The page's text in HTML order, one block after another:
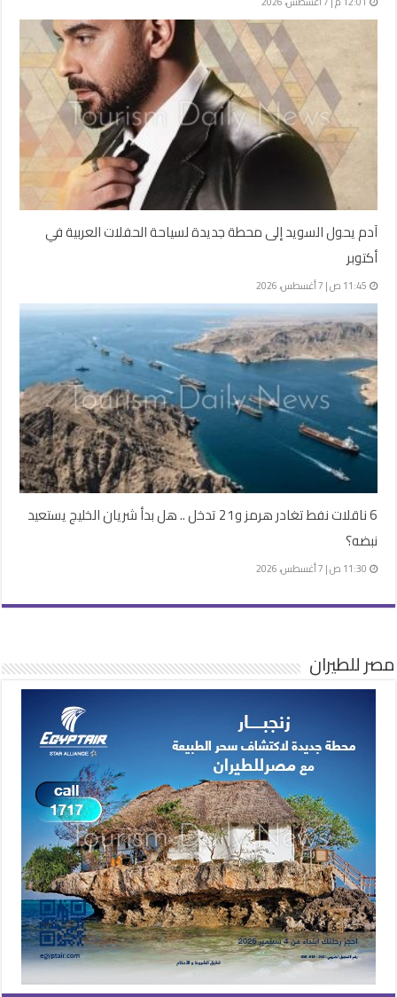
آدم يحول السويد إلى محطة جديدة لسياحة الحفلات العربية في
أكتوبر
11:45 ص | 7 أغسطس، 2026
6 ناقلات نفط تغادر هرمز و21 تدخل .. هل بدأ شريان الخليج يستعيد
نبضه؟
11:30 ص | 7 أغسطس، 2026
مصر للطيران